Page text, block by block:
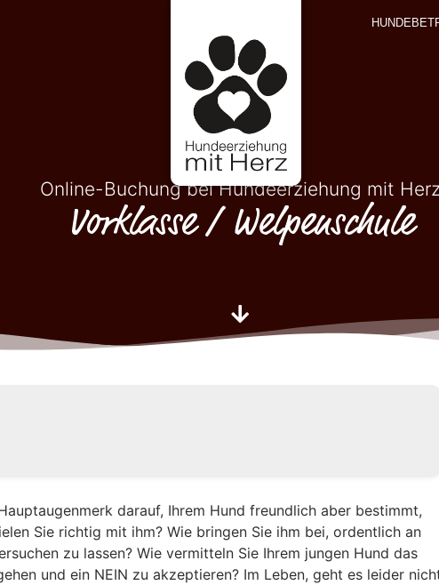
Online-Buchung bei Hundeerziehung mit
Vorklasse / Welpenschule
darauf, Ihrem Hund freundlich aber bestimmt,
Sie richtig mit ihm? Wie bringen Sie ihm bei, ordentlich an
zu lassen? Wie vermitteln Sie Ihrem jungen Hund das
und ein NEIN zu akzeptieren? Im Leben, geht es leider